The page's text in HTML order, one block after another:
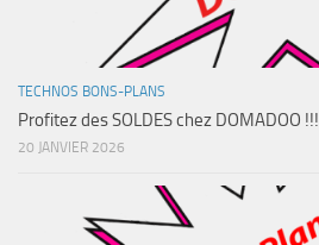
TECHNOS BONS-PLANS
Profitez des SOLDES chez DOMADOO !!!
20 JANVIER 2026